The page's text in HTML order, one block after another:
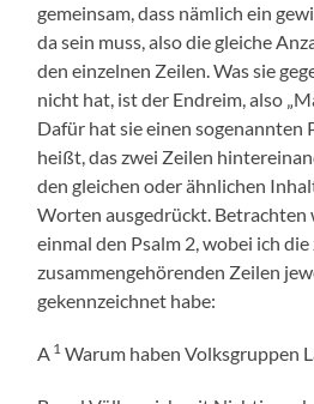
gemeinsam, dass nämlich ein
da sein muss, also die gleiche
den einzelnen Zeilen. Was sie
nicht hat, ist der Endreim, also
Dafür hat sie einen sogenannten
heißt, das zwei Zeilen
den gleichen oder ähnlichen
Worten ausgedrückt. Betrachten
einmal den Psalm 2, wobei ich
zusammengehörenden Zeilen
gekennzeichnet habe:
A 1 Warum haben Volksgruppen